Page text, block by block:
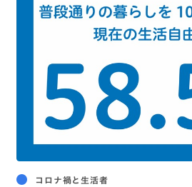
コロナ禍と生活者